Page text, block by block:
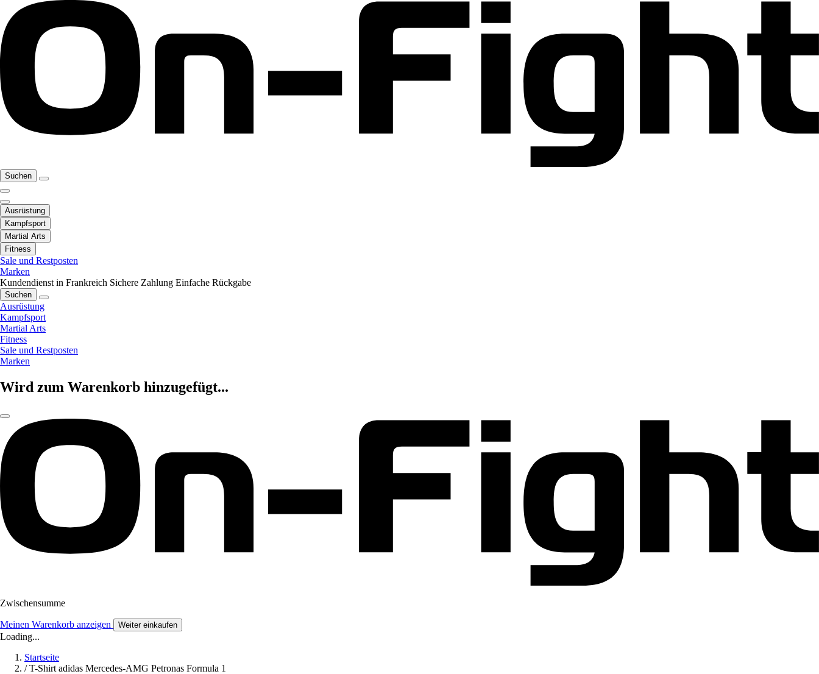
Suchen
Ausrüstung
Kampfsport
Martial Arts
Fitness
Sale und Restposten
Marken
Kundendienst in Frankreich Sichere Zahlung Einfache Rückgabe
Suchen
Ausrüstung
Kampfsport
Martial Arts
Fitness
Sale und Restposten
Marken
Wird zum Warenkorb hinzugefügt...
Zwischensumme
Meinen Warenkorb anzeigen Weiter einkaufen
Loading...
Startseite
/ T-Shirt adidas Mercedes-AMG Petronas Formula 1